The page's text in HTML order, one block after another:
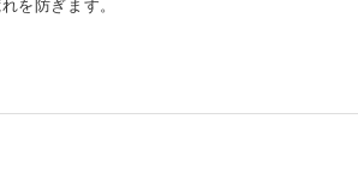
を防ぎます。